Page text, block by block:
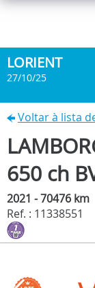
LORIENT
27/10/25
Voltar à lista
650 ch
2021 - 70476 km
Ref. : 11338551